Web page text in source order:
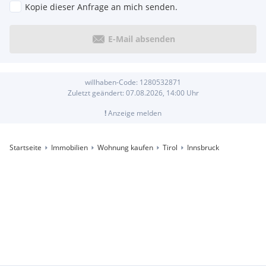
Kopie dieser Anfrage an mich senden.
E-Mail absenden
willhaben-Code: 1280532871
Zuletzt geändert: 07.08.2026, 14:00Uhr
!Anzeige melden
Startseite Immobilien Wohnung kaufen Tirol Innsbruck